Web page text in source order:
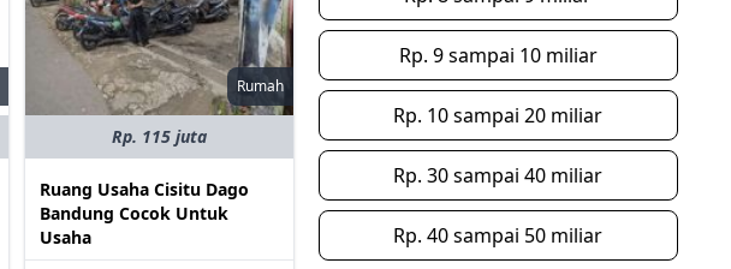
Rumah
Rp. 115 juta
Ruang Usaha Cisitu Dago
Bandung Cocok Untuk
Usaha
Rp. 9 sampai 10 miliar
Rp. 10 sampai 20 miliar
Rp. 30 sampai 40 miliar
Rp. 40 sampai 50 miliar